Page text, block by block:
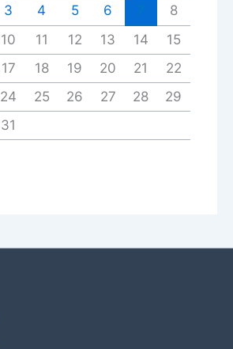
3 4 5 6
8
10 11 12 13 14
15
17 18 19 20 21
22
24 25 26 27 28
29
31